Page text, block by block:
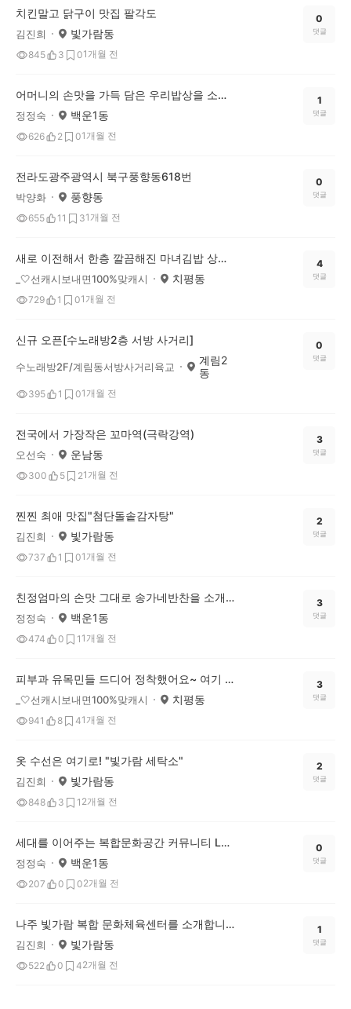
치킨말고 닭구이 맛집 팔각도
김진희 빛가람동
845 3 01개월 전
0
댓글
어머니의 손맛을 가득 담은 우리밥상을 소개합니다.
정정숙 백운1동
626 2 01개월 전
1
댓글
전라도광주광역시 북구풍향동618번
박양화 풍향동
655 11 31개월 전
0
댓글
새로 이전해서 한층 깔끔해진 마녀김밥 상무점 다녀왔어요 😋
_🤍선캐시보내면100%맞캐시 치평동
729 1 01개월 전
4
댓글
신규 오픈[수노래방2층 서방 사거리]
수노래방2F/계림동서방사거리육교
계림2
동
395 1 01개월 전
0
댓글
전국에서 가장작은 꼬마역(극락강역)
오선숙 운남동
300 5 21개월 전
3
댓글
찐찐 최애 맛집"첨단돌솥감자탕"
김진희 빛가람동
737 1 01개월 전
2
댓글
친정엄마의 손맛 그대로 송가네반찬을 소개하네요!
정정숙 백운1동
474 0 1 1개월 전
3
댓글
피부과 유목민들 드디어 정착했어요~ 여기 강추!
_🤍선캐시보내면100%맞캐시 치평동
941 8 41개월 전
3
댓글
옷 수선은 여기로! "빛가람 세탁소"
김진희 빛가람동
848 3 1 2개월 전
2
댓글
세대를 이어주는 복합문화공간 커뮤니티 LH 반딧불 작은도서관
정정숙 백운1동
207 0 02개월 전
0
댓글
나주 빛가람 복합 문화체육센터를 소개합니다.
김진희 빛가람동
522 0 42개월 전
1
댓글